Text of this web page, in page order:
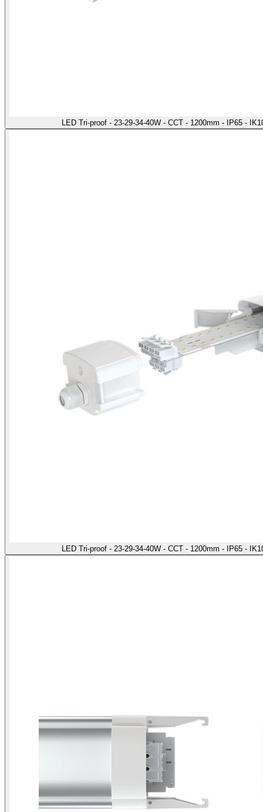
LED Tri-proof - 23-29-34-40W - CCT - 1200mm - IP65 -
LED Tri-proof - 23-29-34-40W - CCT - 1200mm - IP65 -